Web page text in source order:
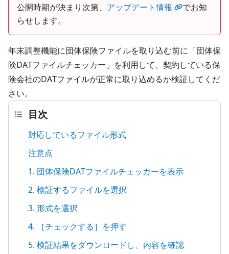
公開時期が決まり次第、 アップデート情報
でお知
らせします。
年末調整機能に団体保険ファイルを取り込む前に「団体保
険DATファイルチェッカー」を利用して、契約している保
険会社のDATファイルが正常に取り込めるか検証してくだ
さい。
目次
対応しているファイル形式
注意点
1. 団体保険DATファイルチェッカーを表示
2. 検証するファイルを選択
3. 形式を選択
4. ［チェックする］を押す
5. 検証結果をダウンロードし、内容を確認